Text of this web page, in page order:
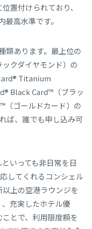
置付けられており、
高水準です。
類あります。最上位の
クダイヤモンド） の
Titanium
Black Card™（ブラッ
（ゴールドカード）の
ば、誰でも申し込み可
いっても非日常を日
してくれるコンシェル
上の空港ラウンジを
充実したホテル優
とで、利用限度額を